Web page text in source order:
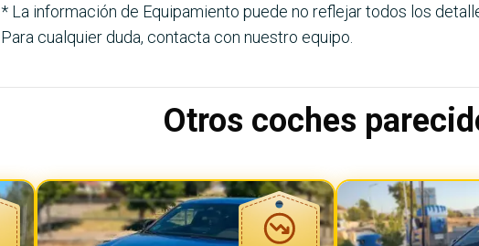
* La información de Equipamiento puede no reflejar todos los
Para cualquier duda, contacta con nuestro equipo.
Otros coches